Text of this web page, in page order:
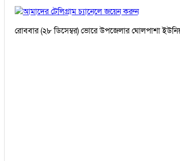
আমাদের টেলিগ্রাম চ্যানেলে জয়েন করুন
রোববার (২৮ ডিসেম্বর) ভোরে উপজেলার ঘোলপাশা